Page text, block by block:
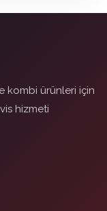
kombi ürünleri için
hizmeti